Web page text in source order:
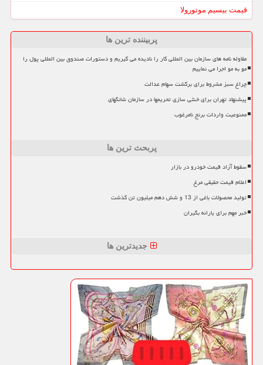
قیمت بیسیم موتورولا
پربیننده ترین ها
مقاوله نامه های سازمان بین المللی کار را نادیده می گیریم و دستورات صندوق بین المللی پول را
مو به مو اجرا می نماییم
چراغ سبز مشروط برای برگشت سهام عدالت
پیشنهاد تهران برای خنثی سازی تحریمها در سازمان شانگهای
ممنوعیت واردات برنج نامرغوب
پربحث ترین ها
سقوط آزاد قیمت خودرو در بازار
اعلام قیمت حقیقی مرغ
تولید محصولات باغی از 13 و شش دهم میلیون تن گذشت
خبر مهم برای یارانه بگیران
جدیدترین ها